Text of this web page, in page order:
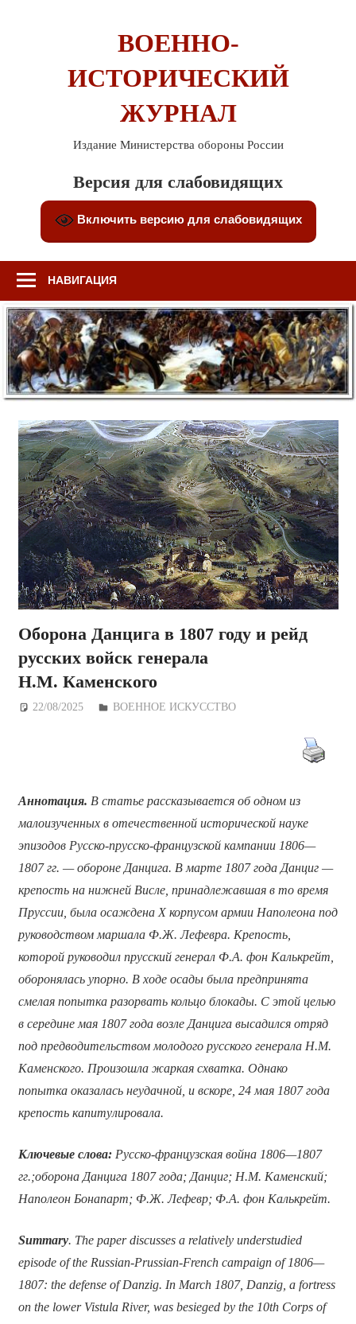
ВОЕННО-
ИСТОРИЧЕСКИЙ
ЖУРНАЛ
Издание Министерства обороны России
Версия для слабовидящих
Включить версию для слабовидящих
НАВИГАЦИЯ
Оборона Данцига в 1807 году и рейд
русских войск генерала
Н.М. Каменского
22/08/2025 Дежурный по Редакции
ВОЕННОЕ ИСКУССТВО
Аннотация. В статье рассказывается об одном из
малоизученных в отечественной исторической науке
эпизодов Русско-прусско-французской кампании 1806—
1807 гг. — обороне Данцига. В марте 1807 года Данциг —
крепость на нижней Висле, принадлежавшая в то время
Пруссии, была осаждена Xкорпусом армии Наполеона под
руководством маршала Ф.Ж. Лефевра. Крепость,
которой руководил прусский генерал Ф.А. фон Калькрейт,
оборонялась упорно. В ходе осады была предпринята
смелая попытка разорвать кольцо блокады. С этой целью
в середине мая 1807 года возле Данцига высадился отряд
под предводительством молодого русского генерала Н.М.
Каменского. Произошла жаркая схватка. Однако
попытка оказалась неудачной, и вскоре, 24 мая 1807 года
крепость капитулировала.
Ключевые слова: Русско-французская война 1806—1807
гг.;оборона Данцига 1807 года; Данциг; Н.М. Каменский;
Наполеон Бонапарт; Ф.Ж. Лефевр; Ф.А. фон Калькрейт.
Summary. The paper discusses a relatively understudied
episode of the Russian-Prussian-French campaign of 1806—
1807: the defense of Danzig. In March 1807, Danzig, a fortress
on the lower Vistula River, was besieged by the 10th Corps of